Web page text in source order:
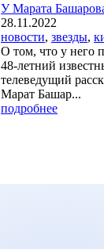
У Марата
28.11.2022
новости, звезды,
О том, что у него
48-летний
телеведущий
Марат Башар...
подробнее